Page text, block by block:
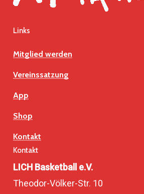
Links
Mitglied werden
Vereinssatzung
App
Shop
Kontakt
Kontakt
LICH Basketball e.V.
Theodor-Völker-Str. 10